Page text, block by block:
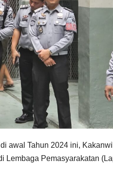
awal Tahun 2024 ini,
Lembaga Pemasyarakatan